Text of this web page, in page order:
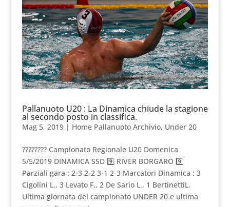
Pallanuoto U20 : La Dinamica chiude la stagione
al secondo posto in classifica.
Mag 5, 2019| Home Pallanuoto Archivio, Under 20
???????? Campionato Regionale U20 Domenica
5/5/2019 DINAMICA SSD 9️⃣ RIVER BORGARO 9️⃣
Parziali gara : 2-3 2-2 3-1 2-3 Marcatori Dinamica : 3
Cigolini L., 3 Levato F., 2 De Sario L., 1 BertinettiL.
Ultima giornata del campionato UNDER 20 e ultima